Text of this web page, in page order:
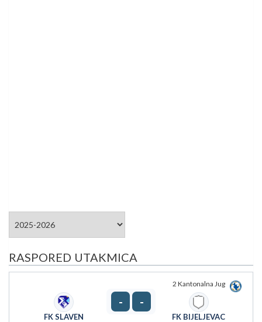
RASPORED UTAKMICA
2 Kantonalna Jug
FK SLAVEN
- -
FK BIJELJEVAC